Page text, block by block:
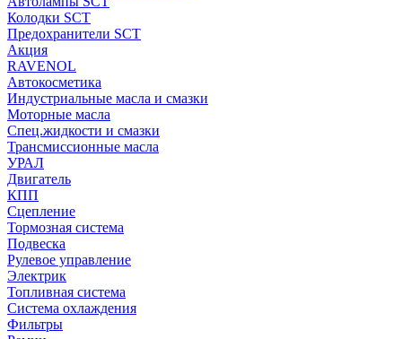
Колодки SCT
Предохранители SCT
Акция
RAVENOL
Автокосметика
Индустриальные масла и смазки
Моторные масла
Спец.жидкости и смазки
Трансмиссионные масла
УРАЛ
Двигатель
КПП
Сцепление
Тормозная система
Подвеска
Рулевое управление
Электрик
Топливная система
Система охлаждения
Фильтры